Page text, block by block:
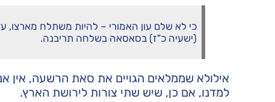
כי לא שלם עון האמורי – להיות משתלח
(ישעיה כ"ז) בסאסאה בשלחה תריבנה.
אילולא שממלאים הגויים את סאת הרשעה, אין
למדנו, אם כן, שיש שתי צורות לירושת הארץ.